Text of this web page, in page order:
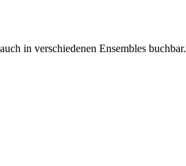
in verschiedenen Ensembles buchbar.